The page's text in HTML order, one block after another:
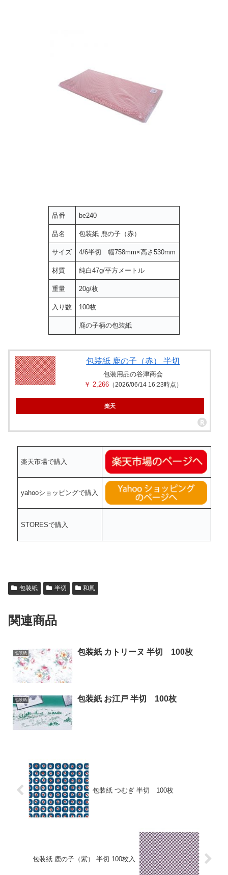
品番 be240
品名 包装紙 鹿の子（赤）
サイズ 4/6半切 幅758mm×高さ530mm
材質 純白47g/平方メートル
重量 20g/枚
入り数 100枚
鹿の子柄の包装紙
包装紙 鹿の子（赤） 半切
包装用品の谷津商会
￥ 2,266（2026/06/14 16:23時点）
楽天
楽天市場で購入
yahooショッピングで購入
STORESで購入
包装紙 半切 和風
関連商品
包装紙 包装紙 カトリーヌ 半切 100枚
包装紙 包装紙 お江戸 半切 100枚
包装紙 つむぎ 半切 100枚
包装紙 鹿の子（紫） 半切 100枚入